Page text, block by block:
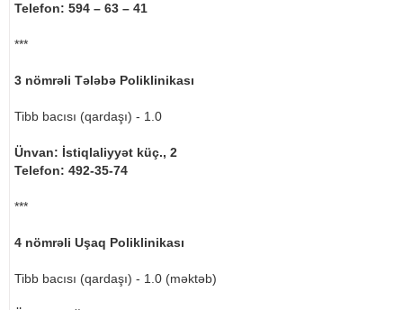
Telefon: 594 – 63 – 41
***
3 nömrəli Tələbə Poliklinikası
Tibb bacısı (qardaşı) - 1.0
Ünvan: İstiqlaliyyət küç., 2
Telefon: 492-35-74
***
4 nömrəli Uşaq Poliklinikası
Tibb bacısı (qardaşı) - 1.0 (məktəb)